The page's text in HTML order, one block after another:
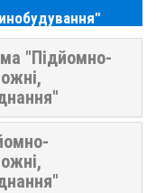
"Підйомно-